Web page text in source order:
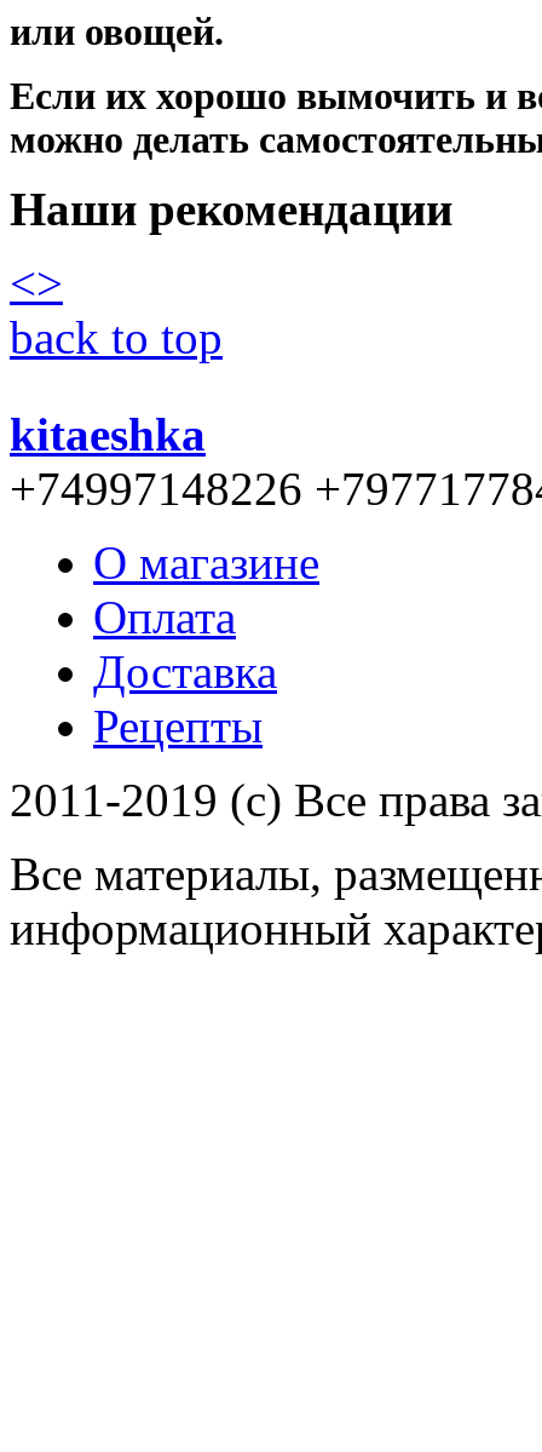
или овощей.
Если их хорошо вымочить и
можно делать
Наши рекомендации
<>
back to top
kitaeshka
+74997148226
О магазине
Оплата
Доставка
Рецепты
2011-2019 (c) Все права
Все материалы,
информационный